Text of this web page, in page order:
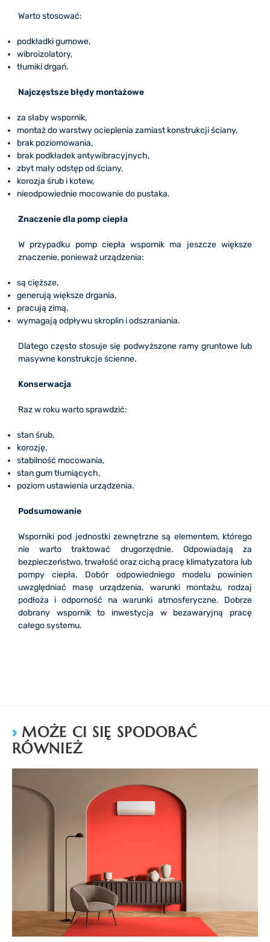
Warto stosować:
podkładki gumowe,
wibroizolatory,
tłumiki drgań.
Najczęstsze błędy montażowe
za słaby wspornik,
montaż do warstwy ocieplenia zamiast konstrukcji ściany,
brak poziomowania,
brak podkładek antywibracyjnych,
zbyt mały odstęp od ściany,
korozja śrub i kotew,
nieodpowiednie mocowanie do pustaka.
Znaczenie dla pomp ciepła
W przypadku pomp ciepła wspornik ma jeszcze większe
znaczenie, ponieważ urządzenia:
są cięższe,
generują większe drgania,
pracują zimą,
wymagają odpływu skroplin i odszraniania.
Dlatego często stosuje się podwyższone ramy gruntowe lub
masywne konstrukcje ścienne.
Konserwacja
Raz w roku warto sprawdzić:
stan śrub,
korozję,
stabilność mocowania,
stan gum tłumiących,
poziom ustawienia urządzenia.
Podsumowanie
Wsporniki pod jednostki zewnętrzne są elementem, którego
nie warto traktować drugorzędnie. Odpowiadają za
bezpieczeństwo, trwałość oraz cichą pracę klimatyzatora lub
pompy ciepła. Dobór odpowiedniego modelu powinien
uwzględniać masę urządzenia, warunki montażu, rodzaj
podłoża i odporność na warunki atmosferyczne. Dobrze
dobrany wspornik to inwestycja w bezawaryjną pracę
całego systemu.
MOŻE CI SIĘ SPODOBAĆ
RÓWNIEŻ